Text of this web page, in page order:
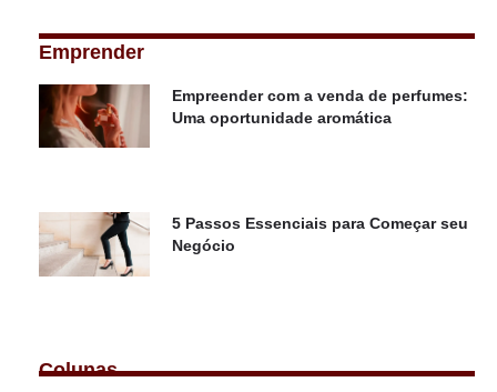
Emprender
Empreender com a venda de perfumes:
Uma oportunidade aromática
5 Passos Essenciais para Começar seu
Negócio
Colunas